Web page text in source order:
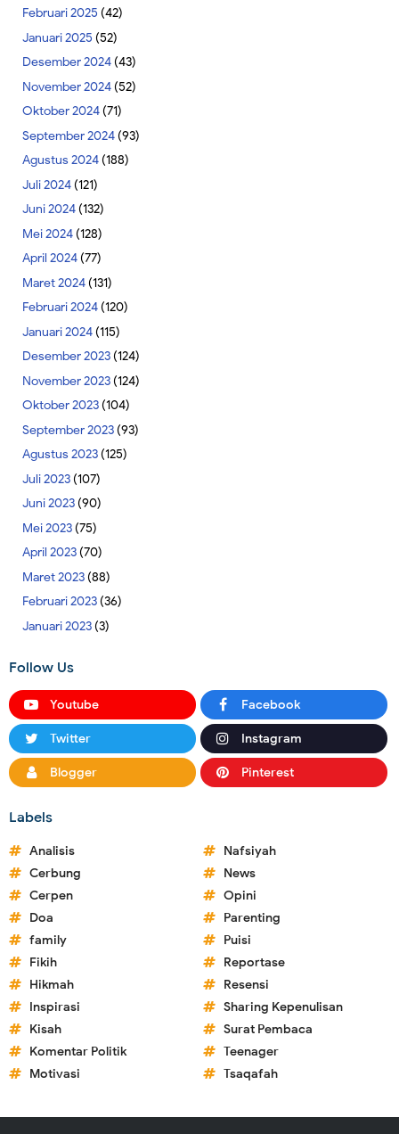
Februari 2025 (42)
Januari 2025 (52)
Desember 2024(43)
November 2024(52)
Oktober 2024(71)
September 2024(93)
Agustus 2024(188)
Juli 2024(121)
Juni 2024(132)
Mei 2024(128)
April 2024(77)
Maret 2024(131)
Februari 2024(120)
Januari 2024(115)
Desember 2023(124)
November 2023(124)
Oktober 2023(104)
September 2023(93)
Agustus 2023(125)
Juli 2023(107)
Juni 2023(90)
Mei 2023(75)
April 2023(70)
Maret 2023(88)
Februari 2023(36)
Januari 2023(3)
Follow Us
Youtube Facebook
Twitter Instagram
Blogger Pinterest
Labels
Analisis
Cerbung
Cerpen
Doa
family
Fikih
Hikmah
Inspirasi
Kisah
Komentar Politik
Motivasi
Nafsiyah
News
Opini
Parenting
Puisi
Reportase
Resensi
Sharing Kepenulisan
Surat Pembaca
Teenager
Tsaqafah